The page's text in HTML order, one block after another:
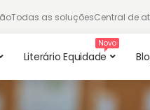
Todas as soluçõesCentral de
Literário Equidade